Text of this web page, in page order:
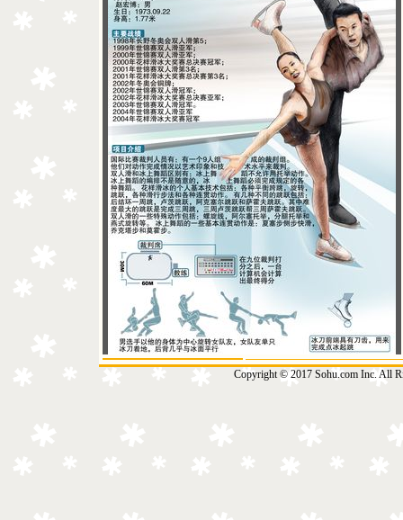
Copyright © 2017 Sohu.com Inc. All